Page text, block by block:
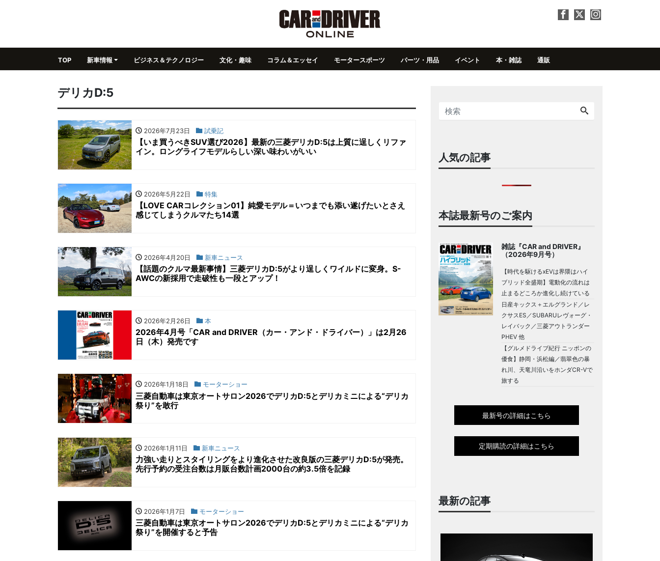
TOP 新車情報 ビジネス＆テクノロジー 文化・趣味 コラム＆エッセイ モータースポーツ パーツ・用品 イベント 本・雑誌 通販
デリカD:5
2026年7月23日 試乗記
【いま買うべきSUV選び2026】最新の三菱デリカD:5は上質に逞しくリファ
イン。ロングライフモデルらしい深い味わいがいい
2026年5月22日 特集
【LOVE CARコレクション01】純愛モデル＝いつまでも添い遂げたいとさえ
感じてしまうクルマたち14選
2026年4月20日 新車ニュース
【話題のクルマ最新事情】三菱デリカD:5がより逞しくワイルドに変身。S-
AWCの新採用で走破性も一段とアップ！
2026年2月26日 本
2026年4月号「CAR and DRIVER（カー・アンド・ドライバー）」は2月26
日（木）発売です
2026年1月18日 モーターショー
三菱自動車は東京オートサロン2026でデリカD:5とデリカミニによる“デリカ
祭り”を敢行
2026年1月11日 新車ニュース
力強い走りとスタイリングをより進化させた改良版の三菱デリカD:5が発売。
先行予約の受注台数は月販台数計画2000台の約3.5倍を記録
2026年1月7日 モーターショー
三菱自動車は東京オートサロン2026でデリカD:5とデリカミニによる“デリカ
祭り”を開催すると予告
人気の記事
本誌最新号のご案内
雑誌『CAR and DRIVER』
（2026年9月号）
【時代を駆けるxEVは界隈はハイ
ブリッド全盛期】電動化の流れは
止まるどころか進化し続けている
日産キックス＋エルグランド／レ
クサスES／SUBARUレヴォーグ・
レイバック／三菱アウトランダー
PHEV 他
【グルメドライブ紀行 ニッポンの
優食】静岡・浜松編／翡翠色の暴
れ川、天竜川沿いをホンダCR-Vで
旅する
最新号の詳細はこちら
定期購読の詳細はこちら
最新の記事